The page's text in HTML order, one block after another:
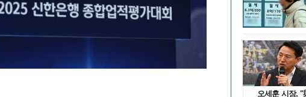
오세훈 시장, "